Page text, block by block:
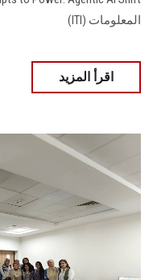
المعلومات (ITI)
اقرأ المزيد